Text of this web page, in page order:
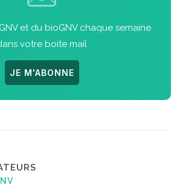
et du bioGNV chaque semaine
votre boite mail
JE M'ABONNE